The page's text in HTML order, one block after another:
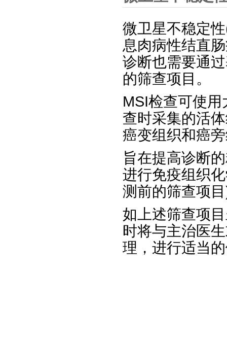
微卫星不稳定
息肉病性结直
诊断也需要通
的筛查项目。
MSI检查可使
查时采集的活
癌变组织和癌
旨在提高诊断
进行免疫组织
测前的筛查项
如上述筛查项
时将与主治医
理，进行适当